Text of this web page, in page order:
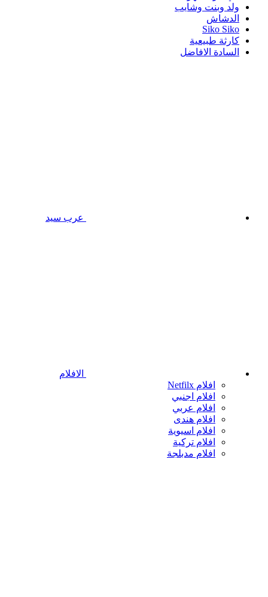
ولد وبنت وشايب
الدشاش
Siko Siko
كارثة طبيعية
السادة الافاضل
عرب سيد
الافلام
افلام Netfilx
افلام اجنبي
افلام عربي
افلام هندى
افلام اسيوية
افلام تركية
افلام مدبلجة